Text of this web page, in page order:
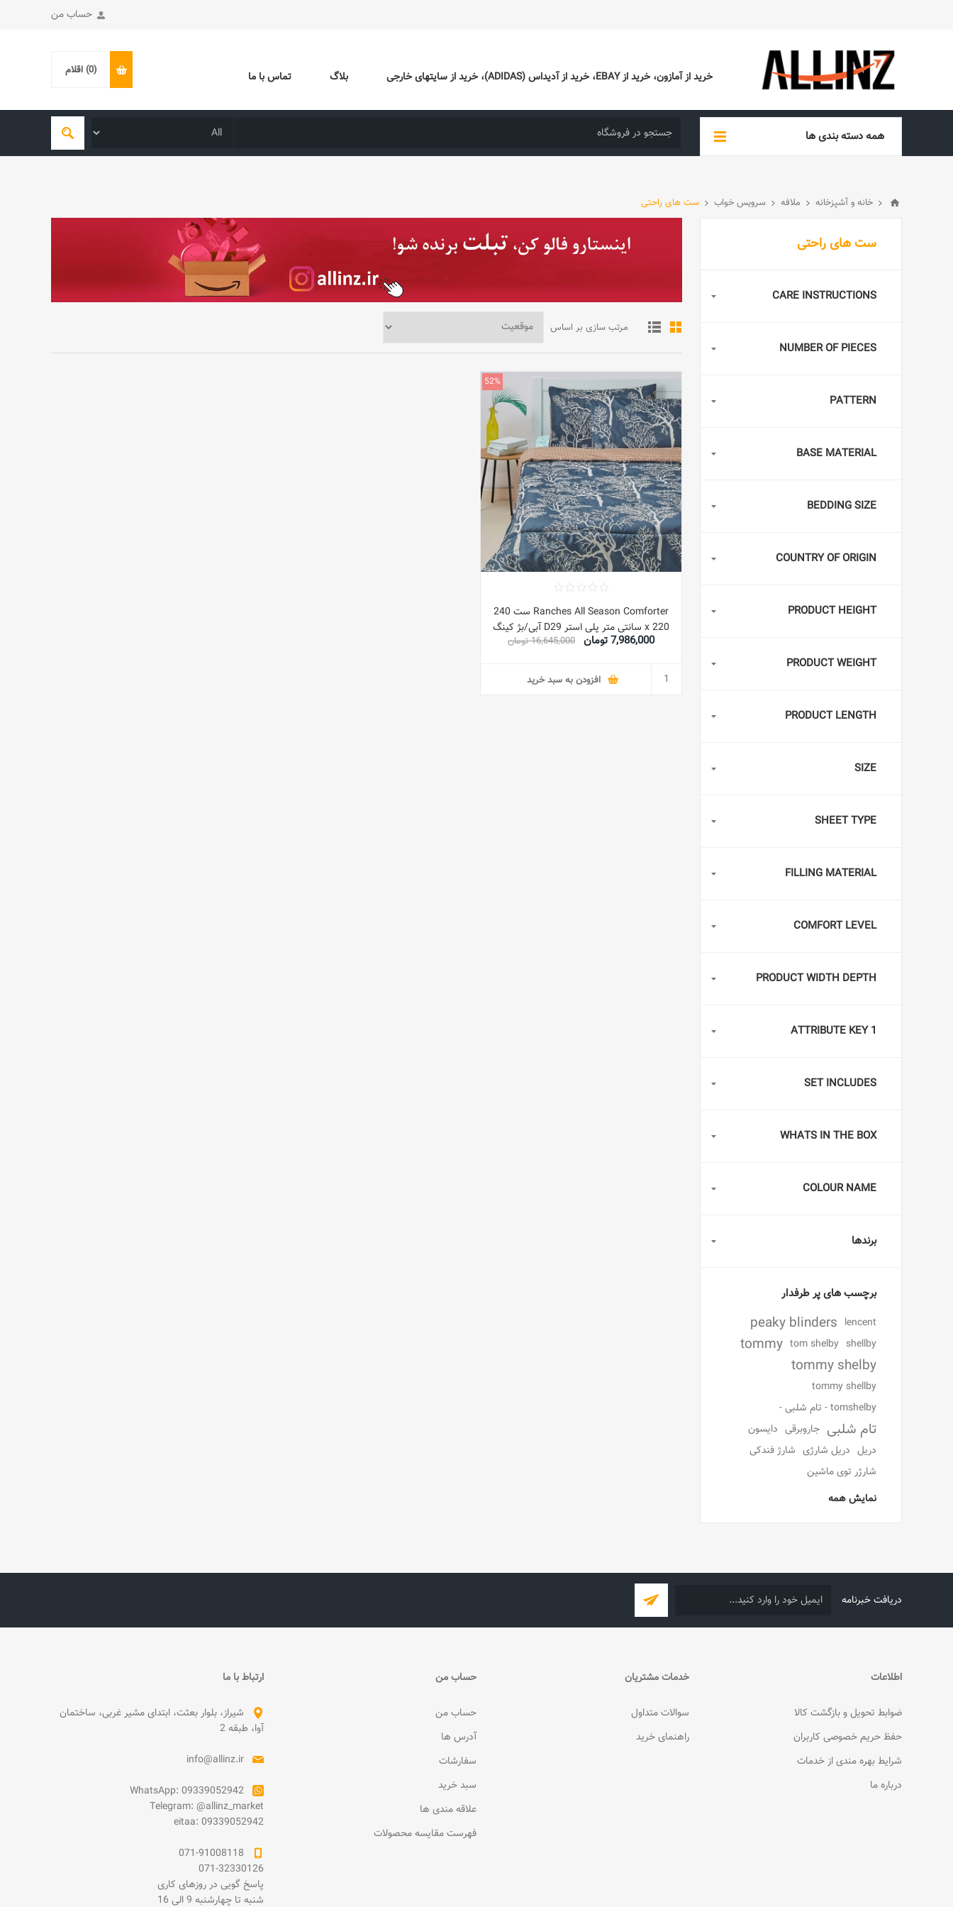
حساب من
خرید از آمازون، خرید از EBAY، خرید از آدیداس (ADIDAS)، خرید از سایتهای خارجی بلاگ تماس با ما (0) اقلام
همه دسته بندی ها
خانه و آشپزخانه ملافه سرویس خواب ست های راحتی
مرتب سازی بر اساس
52%
Ranches All Season Comforter ست 240
x 220 سانتی متر پلی استر D29 آبی/بژ کینگ
7,986,000 تومان 16,645,000 تومان
افزودن به سبد خرید
ست های راحتی
CARE INSTRUCTIONS
NUMBER OF PIECES
PATTERN
BASE MATERIAL
BEDDING SIZE
COUNTRY OF ORIGIN
PRODUCT HEIGHT
PRODUCT WEIGHT
PRODUCT LENGTH
SIZE
SHEET TYPE
FILLING MATERIAL
COMFORT LEVEL
PRODUCT WIDTH DEPTH
ATTRIBUTE KEY 1
SET INCLUDES
WHATS IN THE BOX
COLOUR NAME
برندها
برچسب های پر طرفدار
lencent
peaky blinders
shellby
tom shelby
tommy
tommy shelby
tommy shellby
tomshelby - تام شلبی -
تام شلبی جاروبرقی دایسون
دریل دریل شارژی شارژ فندکی
شارژر توی ماشین
نمایش همه
دریافت خبرنامه
اطلاعات
ضوابط تحویل و بازگشت کالا
حفظ حریم خصوصی کاربران
شرایط بهره مندی از خدمات
درباره ما
خدمات مشتریان
سوالات متداول
راهنمای خرید
حساب من
حساب من
آدرس ها
سفارشات
سبد خرید
علاقه مندی ها
فهرست مقایسه محصولات
ارتباط با ما
شیراز، بلوار بعثت، ابتدای مشیر غربی، ساختمان
آوا، طبقه 2
info@allinz.ir
WhatsApp: 09339052942
Telegram: @allinz_market
eitaa: 09339052942
071-91008118
071-32330126
پاسخ گویی در روزهای کاری
شنبه تا چهارشنبه 9 الی 16